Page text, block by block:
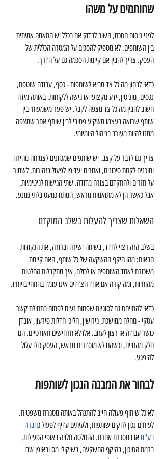
שחותמים על משהו
לפני ניסוח הסכם, חשוב לבדוק אם בכלל יש התאמה אמיתית
בין השותפים. לא מספיק להסכים על המטרה הכללית של
העסק. צריך להבין אם קיימת הסכמה גם על הדרך.
כדאי לבחון מה כל צד מביא לשותפות - כסף, עבודה שוטפת,
נכסים, מוניטין, ידע מקצועי או גישה ללקוחות. באותה מידה
חשוב להבין מה כל צד מצפה לקבל. יש פער משמעותי בין
שותף שרואה בעצמו משקיע פסיבי לבין שותף אחר שמצפה
ממנו להיות מעורב בניהול היומיומי.
צריך גם לדבר על קצב. יש שותפים שמכוונים לצמיחה מהירה
ומוכנים לקחת סיכונים, ואחרים יעדיפו לפעול בזהירות, לשמור
על תזרים ולהתקדם בצורה מדודה. שתי הגישות לגיטימיות,
אבל כאשר הן לא מתואמות מראש, המתח כמעט בלתי נמנע.
השאלות שצריך להעלות בשלב המוקדם
בשלב הזה רצוי לחדד, בשיחה ישירה וברורה, את הנקודות
הבאות: מהו היקף ההשקעה של כל שותף, האם קיימת
משכורת לאחד השותפים או לכולם, איך מתקבלות החלטות
מהותיות, ומה קורה אם אחד הצדדים אינו עומד בהתחייבויותיו.
כדאי להתייחס גם לסוגיות שפחות נעים לפתוח בתחילת קשר
עסקי - מחלה ממושכת, גירושין, הליכי חדלות פירעון, אובדן
כושר עבודה או רצון לעזוב. אלו לא תרחישים תאורטיים. הם
חלק מהחיים, וכשהם לא מוסדרים מראש, העסק כולו עלול
להיפגע.
לבחור את המבנה הנכון לשותפות
לא כל שיתוף פעולה חייב להתנהל באותה מסגרת משפטית.
לעיתים נכון להקים שותפות, ולעיתים עדיף לפעול כחברה
בע"מ או במסגרת אחרת. ההחלטה תלויה באופי הפעילות,
ברמת הסיכון, בהיקף ההשקעה, בשיקולי מס ובאופן שבו